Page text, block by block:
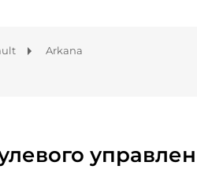
Arkana